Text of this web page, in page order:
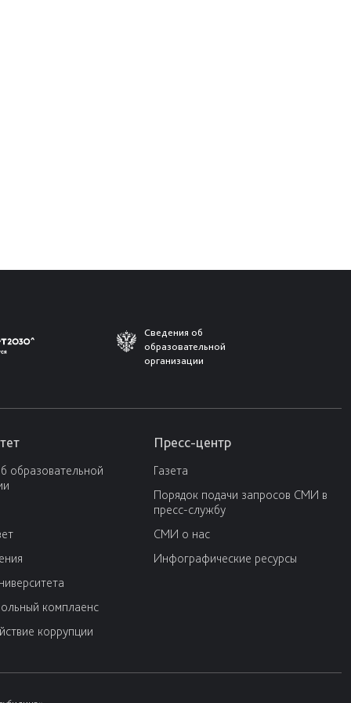
Сведения об
образовательной
организации
образовательной
комплаенс
коррупции
Пресс-центр
Газета
Порядок подачи запросов СМИ в
пресс-службу
СМИ о нас
Инфографические ресурсы